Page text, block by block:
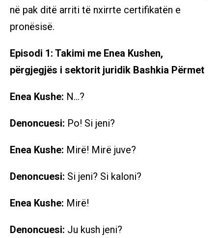
në pak ditë arriti të nxirrte certifikatën e
pronësisë.
Episodi 1: Takimi me Enea Kushen,
përgjegjës i sektorit juridik Bashkia Përmet
Enea Kushe: N…?
Denoncuesi: Po! Si jeni?
Enea Kushe: Mirë! Mirë juve?
Denoncuesi: Si jeni? Si kaloni?
Enea Kushe: Mirë!
Denoncuesi: Ju kush jeni?